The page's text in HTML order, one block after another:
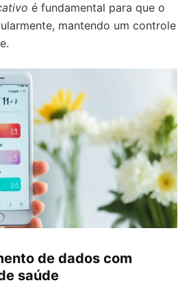
é fundamental para que o
mantendo um controle
de dados com
saúde